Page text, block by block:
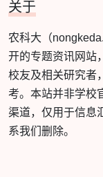
关于
农科大（
开的专题资讯网站
校友及相关研究者
考。本站并非学校
渠道，仅用于信息
系我们删除。